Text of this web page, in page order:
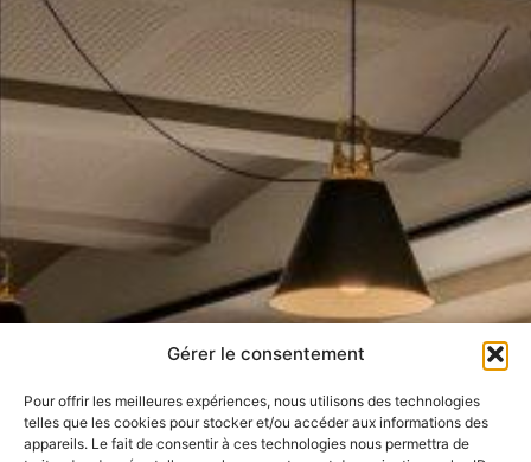
Gérer le consentement
Pour offrir les meilleures expériences, nous utilisons des technologies
telles que les cookies pour stocker et/ou accéder aux informations des
appareils. Le fait de consentir à ces technologies nous permettra de